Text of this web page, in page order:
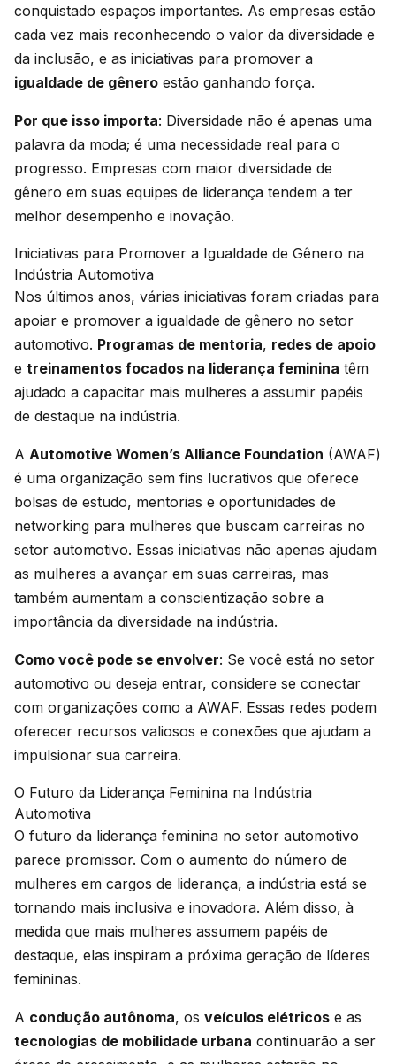
conquistado espaços importantes. As empresas estão
cada vez mais reconhecendo o valor da diversidade e
da inclusão, e as iniciativas para promover a
igualdade de gênero estão ganhando força.
Por que isso importa: Diversidade não é apenas uma
palavra da moda; é uma necessidade real para o
progresso. Empresas com maior diversidade de
gênero em suas equipes de liderança tendem a ter
melhor desempenho e inovação.
Iniciativas para Promover a Igualdade de Gênero na
Indústria Automotiva
Nos últimos anos, várias iniciativas foram criadas para
apoiar e promover a igualdade de gênero no setor
automotivo. Programas de mentoria, redes de apoio
e treinamentos focados na liderança feminina têm
ajudado a capacitar mais mulheres a assumir papéis
de destaque na indústria.
A Automotive Women’s Alliance Foundation (AWAF)
é uma organização sem fins lucrativos que oferece
bolsas de estudo, mentorias e oportunidades de
networking para mulheres que buscam carreiras no
setor automotivo. Essas iniciativas não apenas ajudam
as mulheres a avançar em suas carreiras, mas
também aumentam a conscientização sobre a
importância da diversidade na indústria.
Como você pode se envolver: Se você está no setor
automotivo ou deseja entrar, considere se conectar
com organizações como a AWAF. Essas redes podem
oferecer recursos valiosos e conexões que ajudam a
impulsionar sua carreira.
O Futuro da Liderança Feminina na Indústria
Automotiva
O futuro da liderança feminina no setor automotivo
parece promissor. Com o aumento do número de
mulheres em cargos de liderança, a indústria está se
tornando mais inclusiva e inovadora. Além disso, à
medida que mais mulheres assumem papéis de
destaque, elas inspiram a próxima geração de líderes
femininas.
A condução autônoma, os veículos elétricos e as
tecnologias de mobilidade urbana continuarão a ser